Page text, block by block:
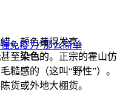
免疫力”那么简单
，颜色黄得发亮。
甚至染色的。正宗的霍山仿
糙感的（这叫“野性”）。
货或外地大棚货。